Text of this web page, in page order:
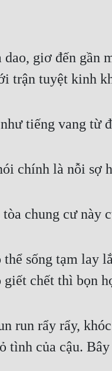
dao, giơ đến gần
trận tuyệt kinh
tiếng vang từ
chính là nỗi sợ
chung cư này
sống tạm lay
chết thì bọn
run rẩy rẩy,
tình của cậu.